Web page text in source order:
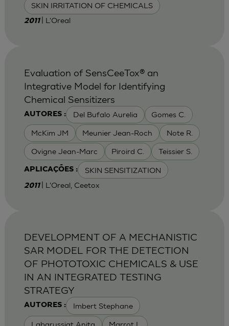
SKIN IRRITATION OF CHEMICALS
2011 | L'Oreal
AUTORES : Del Bufalo Aurelia Gomes C.
McKim JM Meunier Jean-Roch Note R.
Ovigne Jean-Marc Piroird C. Teissier S.
APLICAÇÕES : SKIN SENSITIZATION
Evaluation of SensCeeTox® an
Integrative Model for Identifying
Chemical Sensitizers
2011 | L'Oreal, Ceetox
AUTORES : Imbert Stephane
Labarussiat Anita Marrot L
DEVELOPMENT OF A MECHANISTIC
SAR MODEL FOR THE DETECTION
OF PHOTOTOXIC CHEMICALS & USE
IN AN INTEGRATED TESTING
STRATEGY